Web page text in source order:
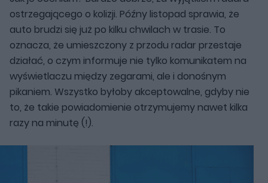
ostrzegającego o kolizji. Późny listopad sprawia, że
auto brudzi się już po kilku chwilach w trasie. To
oznacza, że umieszczony z przodu radar przestaje
działać, o czym informuje nie tylko komunikatem na
wyświetlaczu między zegarami, ale i donośnym
pikaniem. Wszystko byłoby akceptowalne, gdyby nie
to, że takie powiadomienie otrzymujemy nawet kilka
razy na minutę (!).